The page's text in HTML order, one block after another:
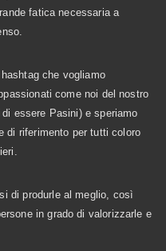
fatica necessaria a
che vogliamo
come noi del nostro
essere Pasini) e speriamo
di riferimento per tutti coloro
di produrle al meglio, così
in grado di valorizzarle e